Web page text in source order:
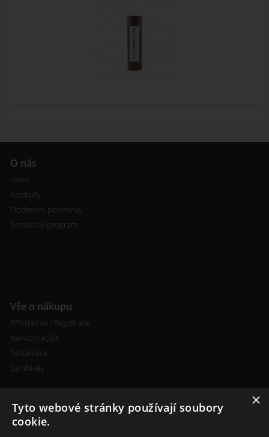
O nás
Úvod
Kontakty
Obchodní podmínky
Bonusový program
Vše o nákupu
Přihlásit se / Registrace
Nákupní košík
Reklamace
Certifikáty
×
Tyto webové stránky používají soubory
cookie.